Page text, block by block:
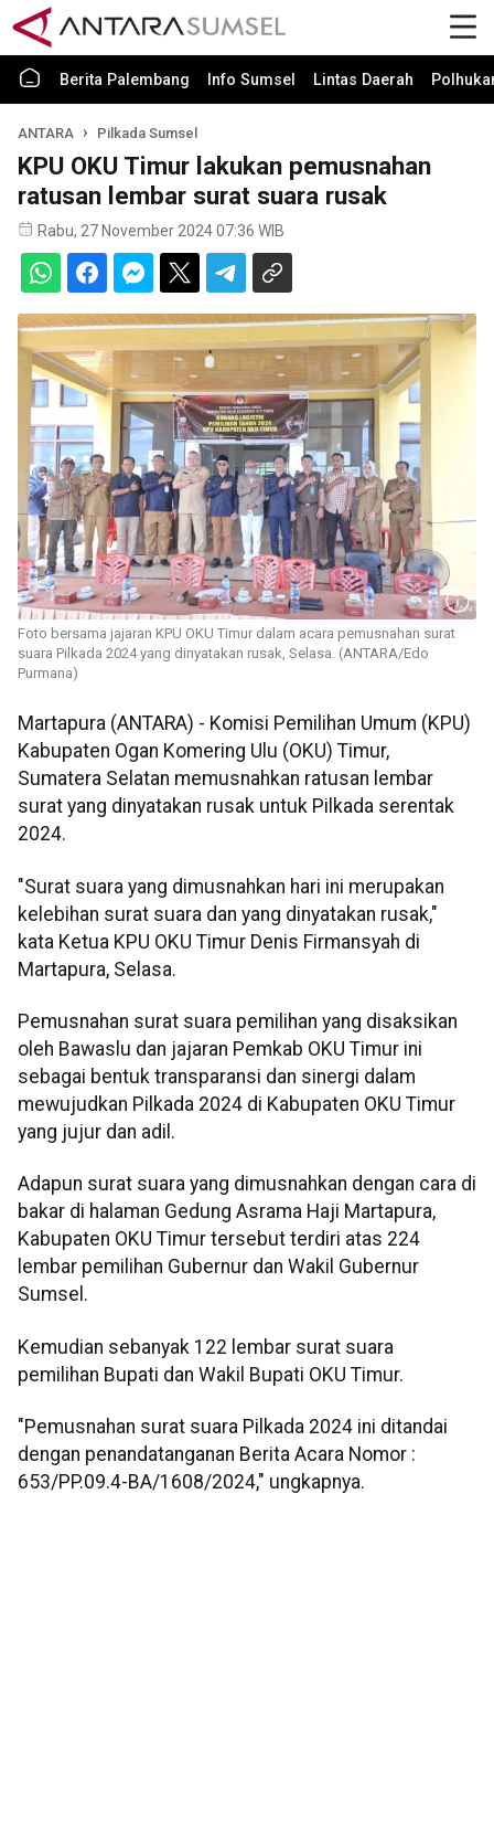
Berita Palembang Info Sumsel Lintas Daerah
ANTARA Pilkada Sumsel
KPU OKU Timur lakukan pemusnahan
ratusan lembar surat suara rusak
Rabu, 27 November 2024 07:36 WIB
Foto bersama jajaran KPU OKU Timur dalam acara pemusnahan surat
suara Pilkada 2024 yang dinyatakan rusak, Selasa. (ANTARA/Edo
Purmana)
Martapura (ANTARA) - Komisi Pemilihan Umum (KPU)
Kabupaten Ogan Komering Ulu (OKU) Timur,
Sumatera Selatan memusnahkan ratusan lembar
surat yang dinyatakan rusak untuk Pilkada serentak
2024.
"Surat suara yang dimusnahkan hari ini merupakan
kelebihan surat suara dan yang dinyatakan rusak,"
kata Ketua KPU OKU Timur Denis Firmansyah di
Martapura, Selasa.
Pemusnahan surat suara pemilihan yang disaksikan
oleh Bawaslu dan jajaran Pemkab OKU Timur ini
sebagai bentuk transparansi dan sinergi dalam
mewujudkan Pilkada 2024 di Kabupaten OKU Timur
yang jujur dan adil.
Adapun surat suara yang dimusnahkan dengan cara di
bakar di halaman Gedung Asrama Haji Martapura,
Kabupaten OKU Timur tersebut terdiri atas 224
lembar pemilihan Gubernur dan Wakil Gubernur
Sumsel.
Kemudian sebanyak 122 lembar surat suara
pemilihan Bupati dan Wakil Bupati OKU Timur.
"Pemusnahan surat suara Pilkada 2024 ini ditandai
dengan penandatanganan Berita Acara Nomor :
653/PP.09.4-BA/1608/2024," ungkapnya.